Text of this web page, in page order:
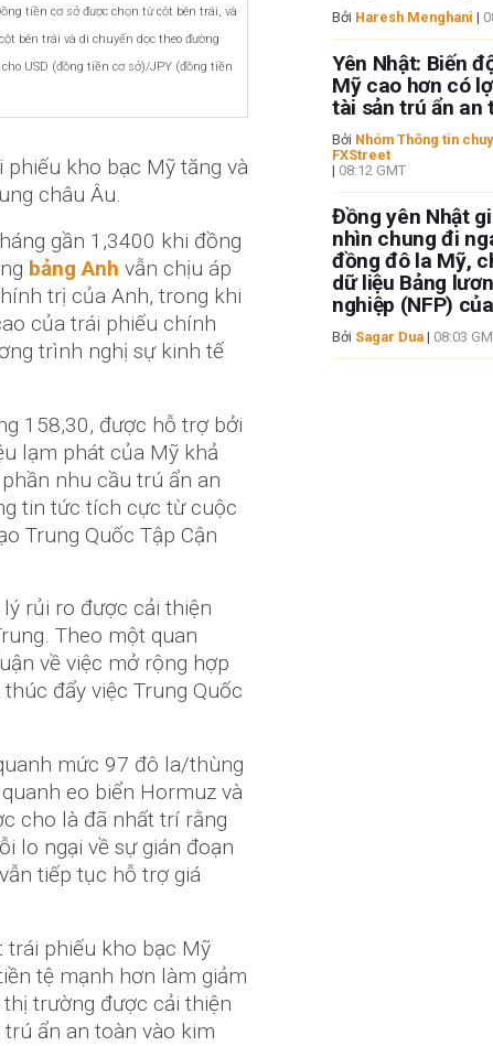
tiền cơ sở được chọn từ cột bên trái, và
bên trái và di chuyển dọc theo đường
USD (đồng tiền cơ sở)/JPY (đồng tiền
kho bạc Mỹ tăng và
châu Âu.
gần 1,3400 khi đồng
bảng Anh vẫn chịu áp
trị của Anh, trong khi
của trái phiếu chính
trình nghị sự kinh tế
158,30, được hỗ trợ bởi
lạm phát của Mỹ khả
nhu cầu trú ẩn an
tin tức tích cực từ cuộc
Trung Quốc Tập Cận
rủi ro được cải thiện
Theo một quan
về việc mở rộng hợp
đẩy việc Trung Quốc
mức 97 đô la/thùng
eo biển Hormuz và
cho là đã nhất trí rằng
lo ngại về sự gián đoạn
tiếp tục hỗ trợ giá
trái phiếu kho bạc Mỹ
tệ mạnh hơn làm giảm
trường được cải thiện
ẩn an toàn vào kim
Bởi Haresh Menghani |
Yên Nhật: Biến
Mỹ cao hơn có
tài sản trú ẩn an
Bởi Nhóm Thông tin
FXStreet
| 08:12 GMT
Đồng yên Nhật
nhìn chung đi
đồng đô la Mỹ,
dữ liệu Bảng
nghiệp (NFP)
Bởi Sagar Dua| 08:03